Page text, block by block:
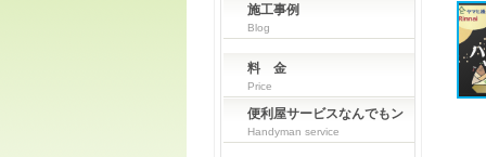
施工事例
Blog
料 金
Price
便利屋サービスなんでもン
Handyman service